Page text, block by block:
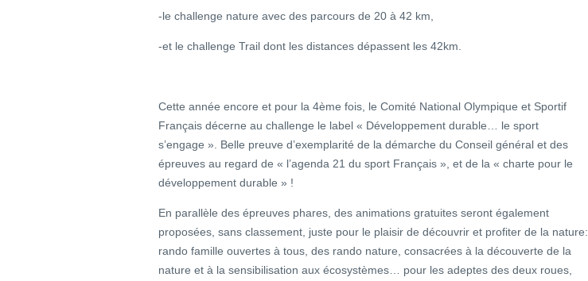
-le challenge nature avec des parcours de 20 à 42 km,
-et le challenge Trail dont les distances dépassent les 42km.
Cette année encore et pour la 4ème fois, le Comité National Olympique et Sportif
Français décerne au challenge le label « Développement durable… le sport
s’engage ». Belle preuve d’exemplarité de la démarche du Conseil général et des
épreuves au regard de « l’agenda 21 du sport Français », et de la « charte pour le
développement durable » !
En parallèle des épreuves phares, des animations gratuites seront également
proposées, sans classement, juste pour le plaisir de découvrir et profiter de la nature:
rando famille ouvertes à tous, des rando nature, consacrées à la découverte de la
nature et à la sensibilisation aux écosystèmes… pour les adeptes des deux roues,